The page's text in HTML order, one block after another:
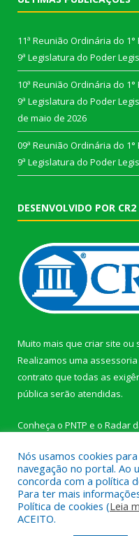
11ª Reunião Ordinária do
9ª Legislatura do Poder
10ª Reunião Ordinária do
9ª Legislatura do Poder
de maio de 2026
09ª Reunião Ordinária do
9ª Legislatura do Poder
DESENVOLVIDO POR CR2
Muito mais que criar site ou
Realizamos uma assessoria
contrato que todas as
pública serão atendidas.
Conheça o PNTP e o Radar
Todos os direitos
Nós usamos cookies
navegação no portal. Ao
concorda com a política
Para ter mais
Política de cookies (Leia
ACEITO.